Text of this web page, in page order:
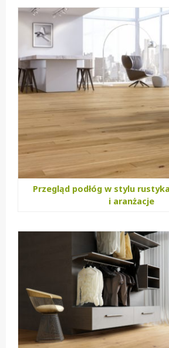
Przegląd podłóg w stylu
i aranżacje